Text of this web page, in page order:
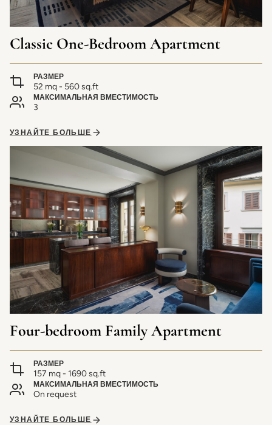
Classic One-Bedroom Apartment
РАЗМЕР
52 mq - 560 sq.ft
МАКСИМАЛЬНАЯ ВМЕСТИМОСТЬ
3
УЗНАЙТЕ БОЛЬШЕ
Four-bedroom Family Apartment
РАЗМЕР
157 mq - 1690 sq.ft
МАКСИМАЛЬНАЯ ВМЕСТИМОСТЬ
On request
УЗНАЙТЕ БОЛЬШЕ